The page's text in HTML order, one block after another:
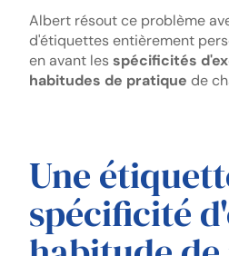
Albert résout ce problème
d'étiquettes entièrement
en avant lesspécificités
habitudes de pratique de
Une
spécificité